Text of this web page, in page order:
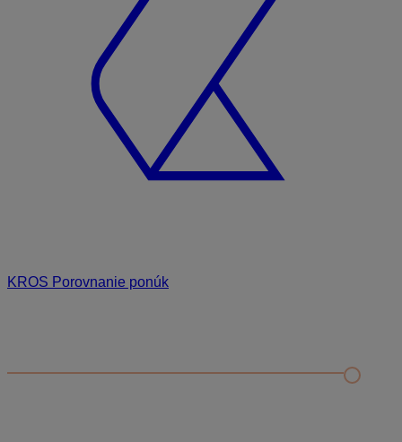
KROS Porovnanie ponúk
Nastavenie šanónov